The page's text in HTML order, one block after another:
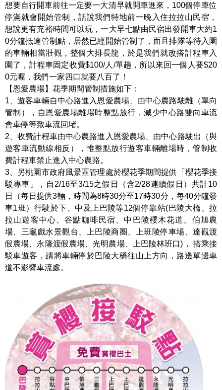
想要自行開車前往一定要一大清早就開車進來，100個停車位
停滿就會開始管制，話說我們特地前一晚入住拉拉山民宿，
想說更有充裕時間可以玩，一大早七點由民宿出發開車大約1
0分鐘抵達管制點，居然已經開始管制了，而且排隊等待入園
的車輛相當壯觀，整個大排長龍，於是我們就改搭計程車入
園了，計程車固定收費$100/人/單趟，所以來回一個人要$20
0元喔，我們一家四口就要八百了！
【恩愛農場】花季期間管制措施如下：
1、遊客車輛自中心路進入恩愛農場、由中心農路駛離（單向
管制），自恩愛農場離場時整點放行，減少中心路雙向車流
會車停等致車流回堵。
2、收費計程車由中心農路進入恩愛農場、由中心路駛出（與
遊客車流動線相反），惟整點放行遊客車輛離場時，管制收
費計程車禁止進入中心農路。
3、另桃園市政府風景區管理處於櫻花季期間提供「櫻花季接
駁專車」，自2/16至3/15之假日（含2/28連續假日）共計10
日（每日提供3輛，時間為8時30分至17時30分，每40分鐘發
車1班）行駛於下、中及上巴陵等12個停靠站(巴陵大橋、拉
拉山遊客中心、谷點咖啡民宿、中巴陵櫻木花道、伯旭農
場、三龜戲水景觀台、上巴陵商圈、上班陵停車場、達觀渡
假農場、永隆渡假農場、光明農場、上巴陵林班口)， 搭乘接
駁車遊客，請將車輛停於巴陵大橋往山上方向，路邊單邊車
道不影響車流處。